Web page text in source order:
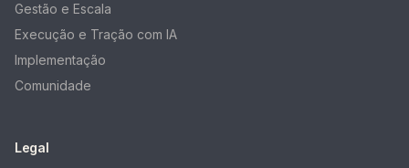
Gestão e Escala
Execução e Tração com IA
Implementação
Comunidade
Legal